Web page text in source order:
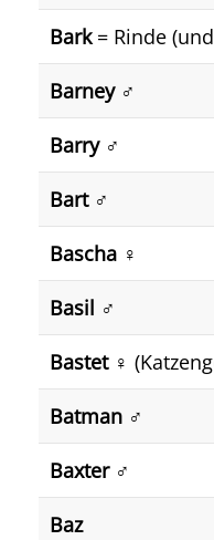
Bark= Rinde
Barney ♂️
Barry ♂️
Bart ♂️
Bascha ♀️
Basil ♂️
Bastet ♀️
Batman ♂️
Baxter ♂️
Baz